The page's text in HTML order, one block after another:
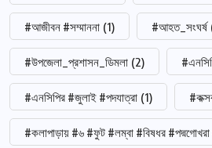
#আজীবন #সম্মাননা (1) #আহত_সংঘর্ষ
#উপজেলা_প্রশাসন_ডিমলা (2)
#এনসিপির #জুলাই #পদযাত্রা (1)
#কলাপাড়ায় #৬ #ফুট #লম্বা #বিষধর